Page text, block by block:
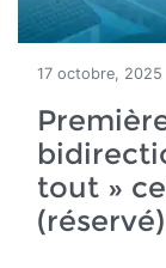
17 octobre, 2025
tout »
(réservé)